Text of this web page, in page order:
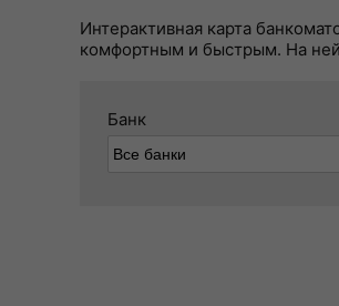
Интерактивная карта
комфортным и быстрым. На ней
Банк